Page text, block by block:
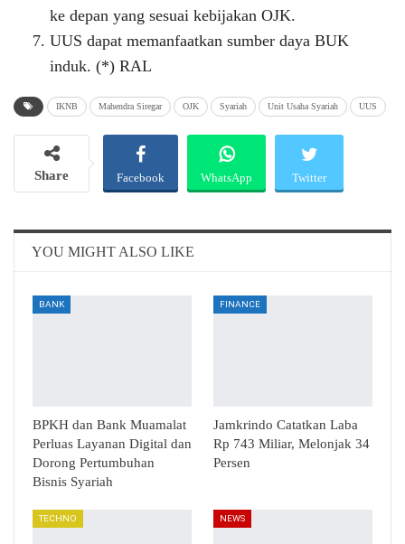
ke depan yang sesuai kebijakan OJK.
UUS dapat memanfaatkan sumber daya BUK
induk. (*) RAL
IKNB Mahendra Siregar OJK Syariah Unit Usaha Syariah UUS
Share Facebook WhatsApp Twitter
YOU MIGHT ALSO LIKE
BANK
BPKH dan Bank Muamalat
Perluas Layanan Digital dan
Dorong Pertumbuhan
Bisnis Syariah
FINANCE
Jamkrindo Catatkan Laba
Rp 743 Miliar, Melonjak 34
Persen
TECHNO NEWS